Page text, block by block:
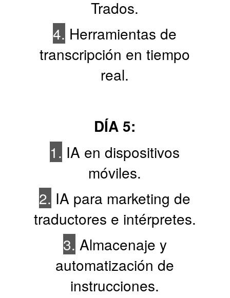
Trados.
4. Herramientas de
transcripción en tiempo
real.
DÍA 5:
1. IA en dispositivos
móviles.
2. IA para marketing de
traductores e intérpretes.
3. Almacenaje y
automatización de
instrucciones.